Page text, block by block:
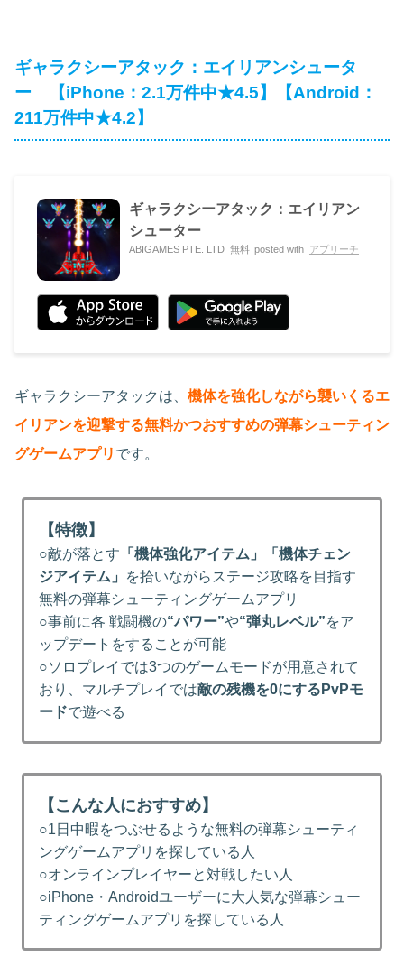
ギャラクシーアタック：エイリアンシュータ
ー 【iPhone：2.1万件中★4.5】【Android：
211万件中★4.2】
ギャラクシーアタック：エイリアン
シューター
ABIGAMES PTE. LTD 無料 posted with アプリーチ
ギャラクシーアタックは、 機体を強化しながら襲いくるエ
イリアンを迎撃する無料かつおすすめの弾幕シューティン
グゲームアプリ です。
【特徴】
○敵が落とす 「機体強化アイテム」「機体チェン
ジアイテム」 を拾いながらステージ攻略を目指す
無料の弾幕シューティングゲームアプリ
○事前に各 戦闘機の“パワー”や“弾丸レベル”をア
ップデートをすることが可能
○ソロプレイでは3つのゲームモードが用意されて
おり、マルチプレイでは敵の残機を0にするPvPモ
ードで遊べる
【こんな人におすすめ】
○1日中暇をつぶせるような無料の弾幕シューティ
ングゲームアプリを探している人
○オンラインプレイヤーと対戦したい人
○iPhone・Androidユーザーに大人気な弾幕シュー
ティングゲームアプリを探している人